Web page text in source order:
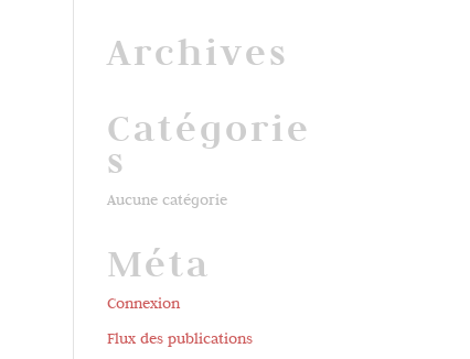
Archives
Catégorie
s
Aucune catégorie
Méta
Connexion
Flux des publications